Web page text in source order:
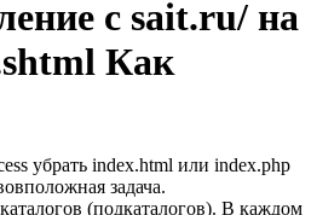
с sait.ru/ на
Как
убрать index.html или index.php
задача.
(подкаталогов). В каждом